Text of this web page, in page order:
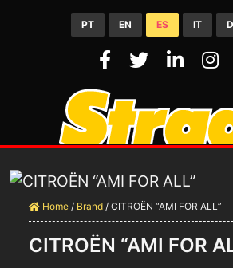
PT EN ES IT
Home / Brand / CITROËN “AMI FOR ALL”
CITROËN “AMI FOR